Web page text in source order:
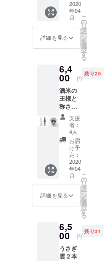
通りは「木
綿街道」と
呼ばれ、古
い町並みを
今に残して
は2017年に
登録文化財
に。島根県
産の酒米を
自家精米
し、優秀な
出雲杜氏の
腕で地元に
愛される旨
い酒・ヤマ
サン正宗を
造り続けて
【全国新酒
鑑評会 金
賞受賞歴】
平成元年、
の画像
はイ
メージ
です。
グラス
まれま
せん。
と風味
が感じ
られ
る、
すっき
す。送
料込み
です。
・「う
さぎ
雲」
720ml
１本
（化粧
箱入）
火入れ
・ヤマ
サン正
宗 日本
酒仕込
みの梅
酒
方は商
品ブラ
ページ
にお名
ぎ雲の
セッ
ト。上
撰はい
わゆる
普通酒
なので
かつて
日本酒
に級別
制度が
あった
時代の
一級に
あたる
お酒で
す。コ
ストパ
フォー
マンス
にすぐ
れてい
るた
め、長
ていま
す。
「普
通」と
言われ
2020
年04
月
詳細を見る
こ
の
リ
タ
ー
ン
を
選
択
す
る
6,4
00 円
残り26
酒米の
王様と
称され
る山田
錦（島
根県
産）の
純米大
吟醸
（原
酒）
720ml
とうさ
ぎ雲の
セット
です。
を磨き
上げた
からこ
その華
やかな
支援
者：
4人
お届
け予
定：
2020
年04
月
詳細を見る
こ
の
リ
タ
ー
ン
を
選
択
す
る
6,5
00 円
残り31
うさぎ
雲２本